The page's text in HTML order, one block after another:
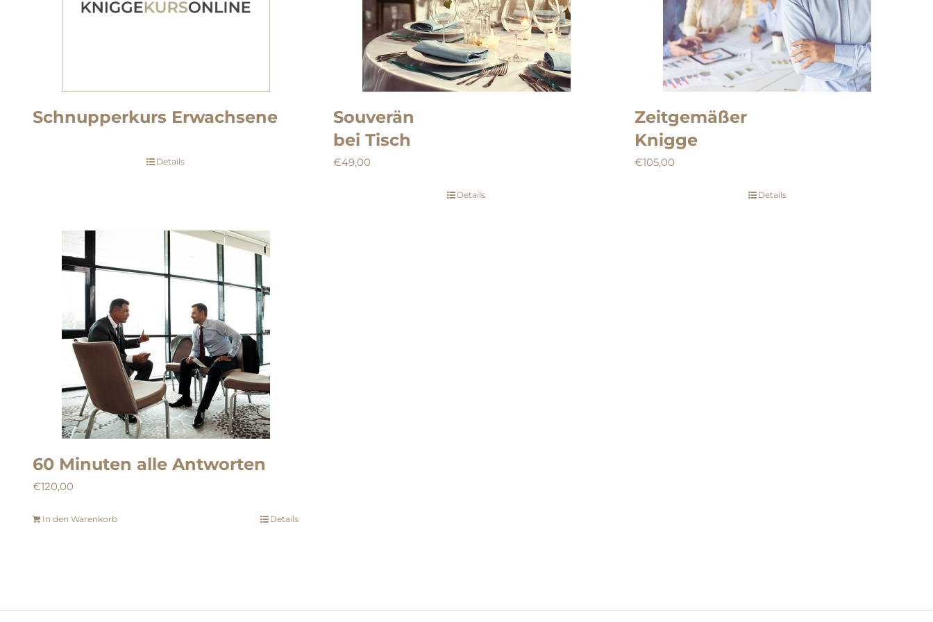
Schnupperkurs Erwachsene
Details
Souverän
bei Tisch
€49,00
Details
Zeitgemäßer
Knigge
€105,00
Details
60 Minuten alle Antworten
€120,00
In den Warenkorb Details